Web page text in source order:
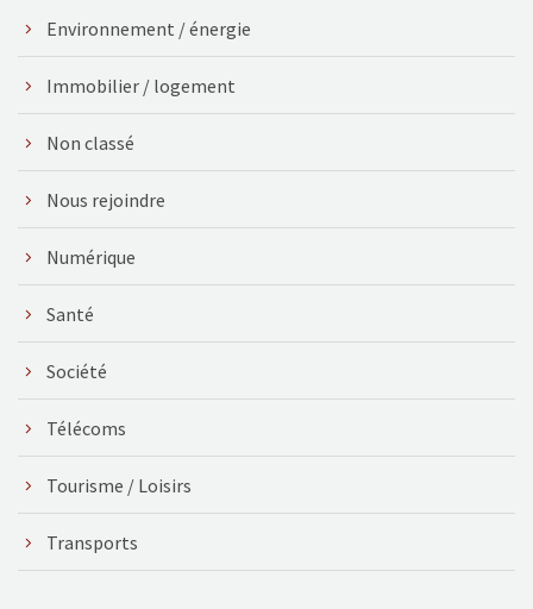
Environnement / énergie
Immobilier / logement
Non classé
Nous rejoindre
Numérique
Santé
Société
Télécoms
Tourisme / Loisirs
Transports